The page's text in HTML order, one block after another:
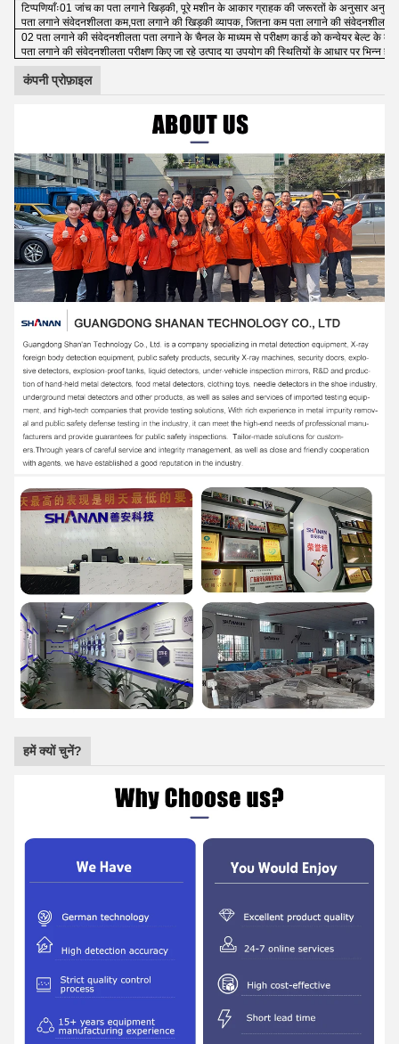
टिप्पणियाँः01 जांच का पता लगाने खिड़की, पूरे मशीन के आकार ग्राहक की जरूरतों के अनुसार
पता लगाने संवेदनशीलता कम,पता लगाने की खिड़की व्यापक, जितना कम पता लगाने की संवेदनशीलता
02 पता लगाने की संवेदनशीलता पता लगाने के चैनल के माध्यम से परीक्षण कार्ड को कन्वेयर बेल्ट के
पता लगाने की संवेदनशीलता परीक्षण किए जा रहे उत्पाद या उपयोग की स्थितियों के आधार पर भिन्न
कंपनी प्रोफ़ाइल
हमें क्यों चुनें?